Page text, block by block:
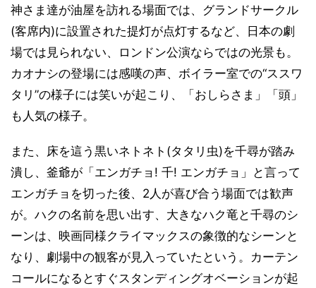
神さま達が油屋を訪れる場面では、グランドサークル
(客席内)に設置された提灯が点灯するなど、日本の劇
場では見られない、ロンドン公演ならではの光景も。
カオナシの登場には感嘆の声、ボイラー室での“ススワ
タリ”の様子には笑いが起こり、「おしらさま」「頭」
も人気の様子。
また、床を這う黒いネトネト(タタリ虫)を千尋が踏み
潰し、釜爺が「エンガチョ! 千! エンガチョ」と言って
エンガチョを切った後、2人が喜び合う場面では歓声
が。ハクの名前を思い出す、大きなハク竜と千尋のシ
ーンは、映画同様クライマックスの象徴的なシーンと
なり、劇場中の観客が見入っていたという。カーテン
コールになるとすぐスタンディングオベーションが起